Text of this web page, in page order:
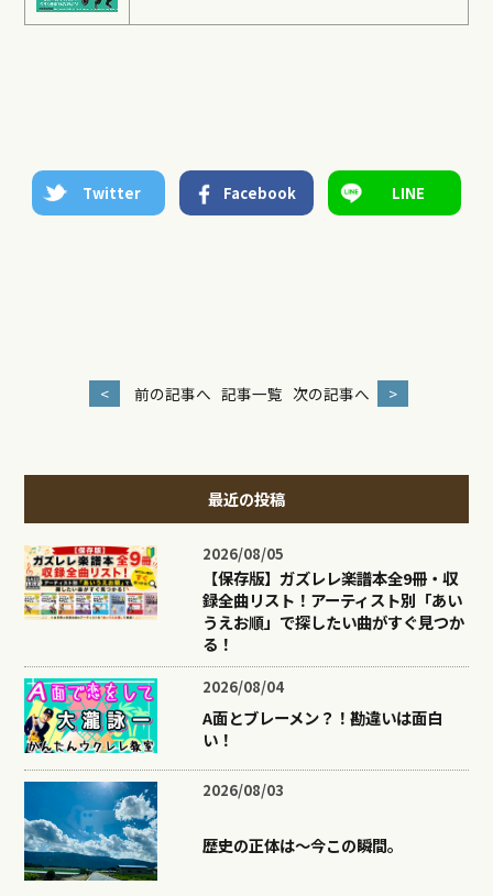
Twitter Facebook LINE
< 前の記事へ 記事一覧 次の記事へ >
最近の投稿
2026/08/05
【保存版】ガズレレ楽譜本全9冊・収
録全曲リスト！アーティスト別「あい
うえお順」で探したい曲がすぐ見つか
る！
2026/08/04
A面とブレーメン？！勘違いは面白
い！
2026/08/03
歴史の正体は〜今この瞬間。